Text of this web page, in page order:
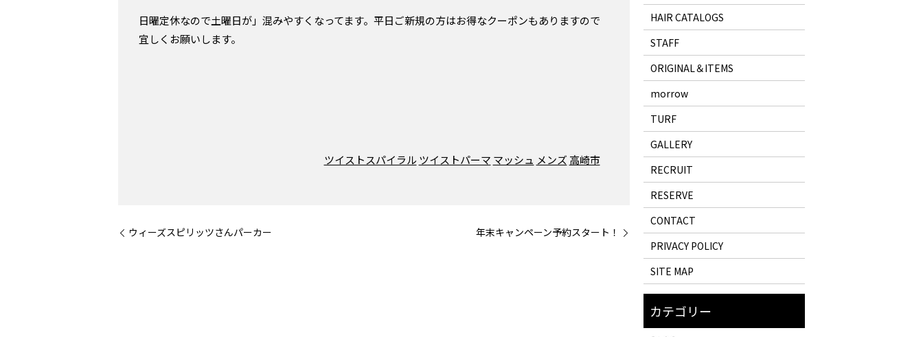
日曜定休なので土曜日が」混みやすくなってます。平日ご新規の方はお得なクーポンもありますので
宜しくお願いします。
ツイストスパイラル ツイストパーマ マッシュ メンズ 高崎市
ウィーズスピリッツさんパーカー 年末キャンペーン予約スタート！
HAIR CATALOGS
STAFF
ORIGINAL＆ITEMS
morrow
TURF
GALLERY
RECRUIT
RESERVE
CONTACT
PRIVACY POLICY
SITE MAP